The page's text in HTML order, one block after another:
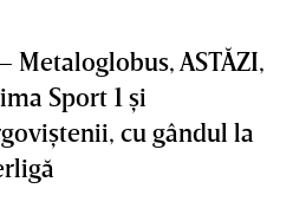
Metaloglobus, ASTĂZI,
Sport 1 şi
cu gândul la